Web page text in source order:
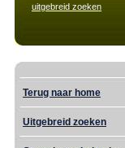
uitgebreid zoeken
Terug naar home
Uitgebreid zoeken